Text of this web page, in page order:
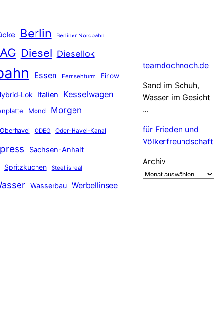
Berlin Berliner Nordbahn
Diesel Diesellok
Essen Fernsehturm Finow
Lok Italien Kesselwagen
Mond Morgen
Oberhavel ODEG Oder-Havel-Kanal
Sachsen-Anhalt
Spritzkuchen Steel is real
Wasserbau Werbellinsee
teamdochnoch.de
Sand im Schuh,
Wasser im Gesicht
…
für Frieden und
Völkerfreundschaft
Archiv